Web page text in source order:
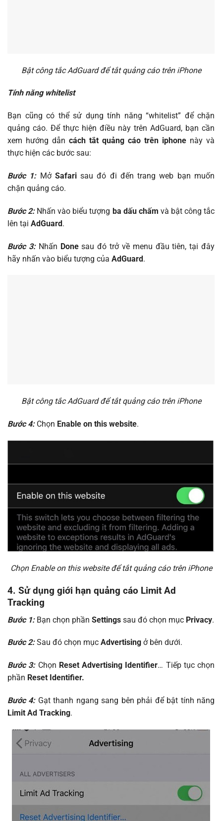
Bật công tắc AdGuard để tắt quảng cáo trên iPhone
Tính năng whitelist
Bạn cũng có thể sử dụng tính năng “whitelist” để chặn
quảng cáo. Để thực hiện điều này trên AdGuard, bạn cần
xem hướng dẫn cách tắt quảng cáo trên iphone này và
thực hiện các bước sau:
Bước 1:Mở Safarisau đó đi đến trang web bạn muốn
chặn quảng cáo.
Bước 2:Nhấn vào biểu tượng ba dấu chấm và bật công tắc
lên tại AdGuard.
Bước 3:Nhấn Donesau đó trở về menu đầu tiên, tại đây
hãy nhấn vào biểu tượng của AdGuard.
Bật công tắc AdGuard để tắt quảng cáo trên iPhone
Bước 4:Chọn Enable on this website.
Chọn Enable on this website để tắt quảng cáo trên iPhone
4. Sử dụng giới hạn quảng cáo Limit Ad
Tracking
Bước 1:Bạn chọn phần Settings sau đó chọn mục Privacy.
Bước 2:Sau đó chọn mục Advertising ở bên dưới.
Bước 3:Chọn Reset Advertising Identifier… Tiếp tục chọn
phần Reset Identifier.
Bước 4:Gạt thanh ngang sang bên phải để bật tính năng
Limit Ad Tracking.